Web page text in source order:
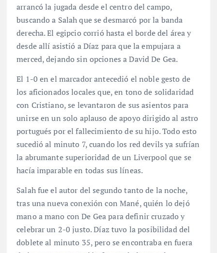
arrancó la jugada desde el centro del campo,
buscando a Salah que se desmarcó por la banda
derecha. El egipcio corrió hasta el borde del área y
desde allí asistió a Díaz para que la empujara a
merced, dejando sin opciones a David De Gea.
El 1-0 en el marcador antecedió el noble gesto de
los aficionados locales que, en tono de solidaridad
con Cristiano, se levantaron de sus asientos para
unirse en un solo aplauso de apoyo dirigido al astro
portugués por el fallecimiento de su hijo. Todo esto
sucedió al minuto 7, cuando los red devils ya sufrían
la abrumante superioridad de un Liverpool que se
hacía imparable en todas sus líneas.
Salah fue el autor del segundo tanto de la noche,
tras una nueva conexión con Mané, quién lo dejó
mano a mano con De Gea para definir cruzado y
celebrar un 2-0 justo. Díaz tuvo la posibilidad del
doblete al minuto 35, pero se encontraba en fuera